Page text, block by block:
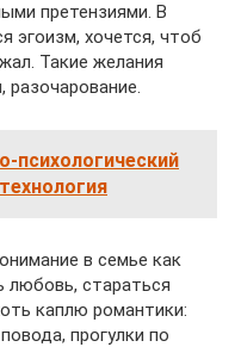
претензиями. В
эгоизм, хочется, чтоб
Такие желания
психологический
в семье как
стараться
каплю романтики:
прогулки по